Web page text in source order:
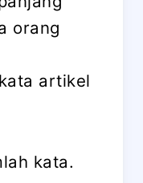
orang
artikel
kata.